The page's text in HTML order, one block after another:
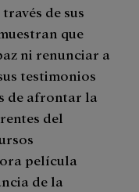
de sus
que
ni renunciar a
testimonios
de afrontar la
del
película
de la